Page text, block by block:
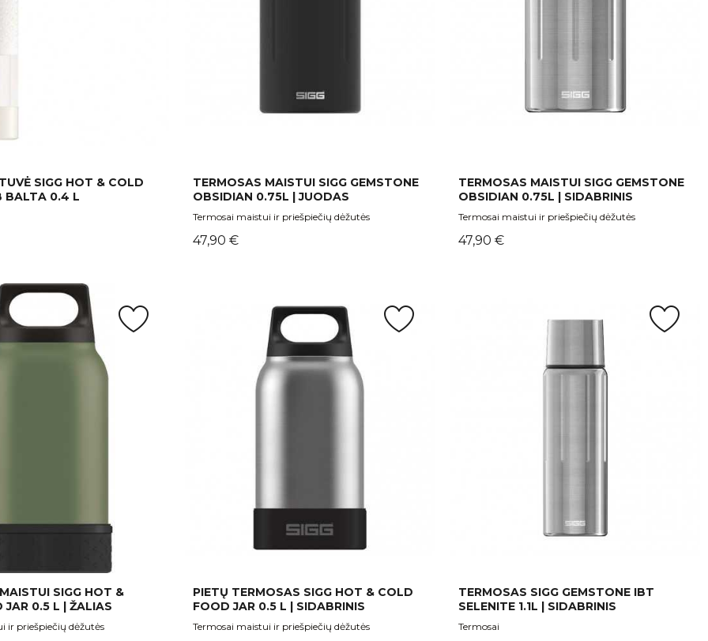
SIGG HOT & COLD
BALTA 0.4 L
TERMOSAS MAISTUI SIGG GEMSTONE
OBSIDIAN 0.75L | JUODAS
Termosai maistui ir priešpiečių dėžutės
Kaina
47,90 €
TERMOSAS MAISTUI SIGG GEMSTONE
OBSIDIAN 0.75L | SIDABRINIS
Termosai maistui ir priešpiečių dėžutės
Kaina
47,90 €
SIGG HOT &
JAR 0.5 L | ŽALIAS
ir priešpiečių dėžutės
PIETŲ TERMOSAS SIGG HOT & COLD
FOOD JAR 0.5 L | SIDABRINIS
Termosai maistui ir priešpiečių dėžutės
TERMOSAS SIGG GEMSTONE IBT
SELENITE 1.1L | SIDABRINIS
Termosai